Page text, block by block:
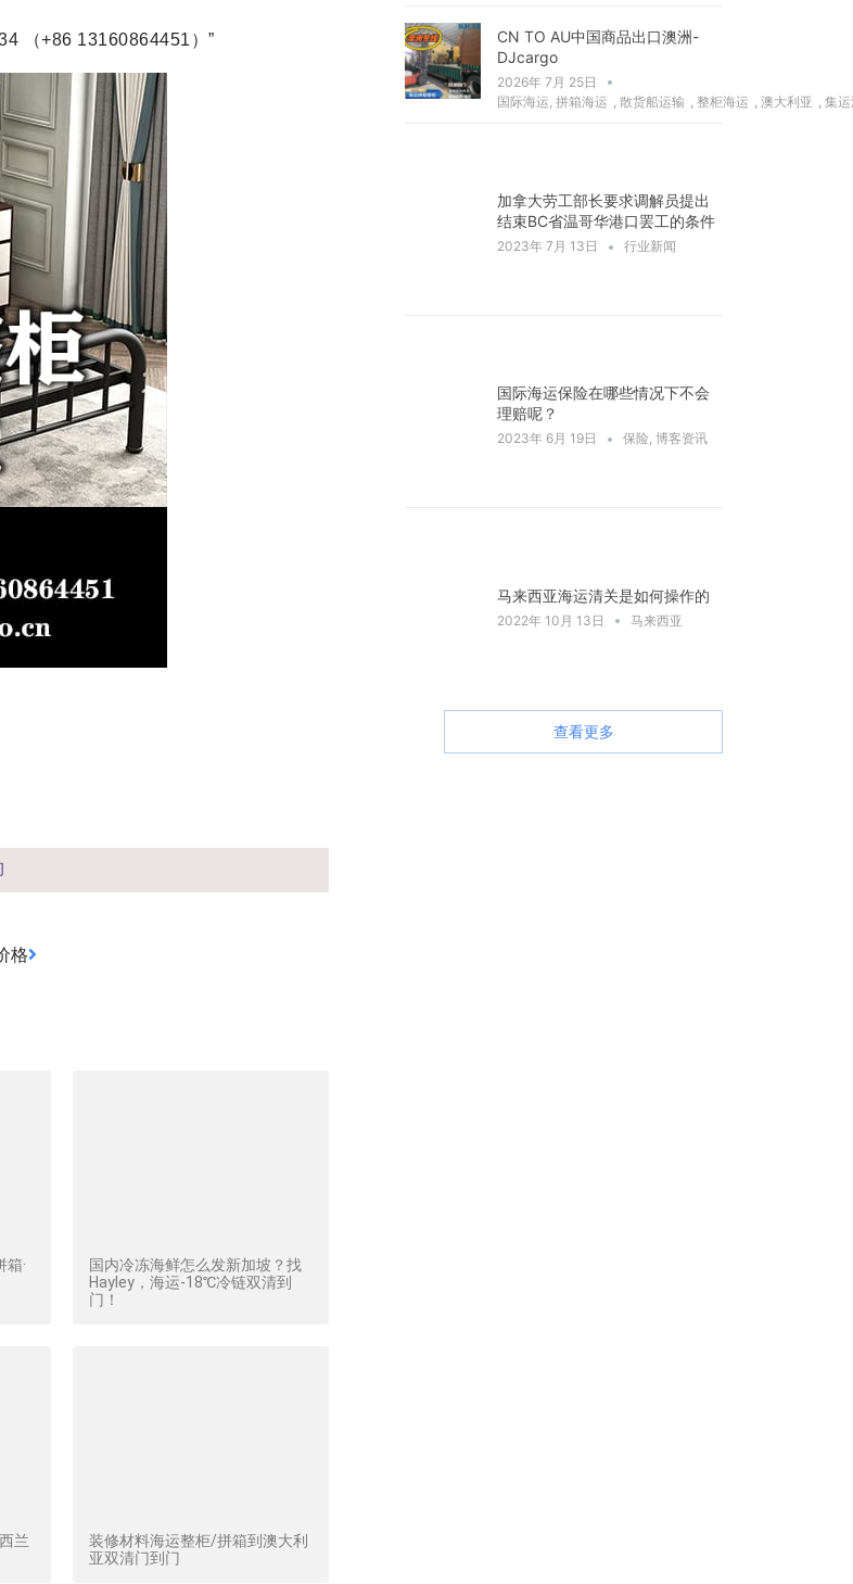
（+86 13160864451）”
格
·
国内冷冻海鲜怎么发新加坡？找
Hayley，海运-18℃冷链双清到
门！
兰
装修材料海运整柜/拼箱到澳大利
亚双清门到门
CN TO AU中国商品出口澳洲-
DJcargo
2026年 7月 25日
国际海运 拼箱海运 散货船运输 整柜海运 澳大利亚 集
加拿大劳工部长要求调解员提出
结束BC省温哥华港口罢工的条件
2023年 7月 13日 行业新闻
国际海运保险在哪些情况下不会
理赔呢？
2023年 6月 19日 保险, 博客资讯
马来西亚海运清关是如何操作的
2022年 10月 13日 马来西亚
查看更多